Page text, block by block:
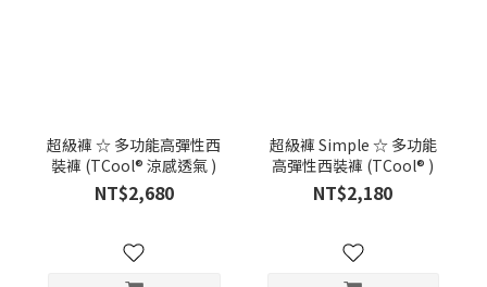
超級褲 ☆ 多功能高彈性西
裝褲 (TCool® 涼感透氣 )
NT$2,680
超級褲 Simple ☆ 多功能
高彈性西裝褲 (TCool® )
NT$2,180